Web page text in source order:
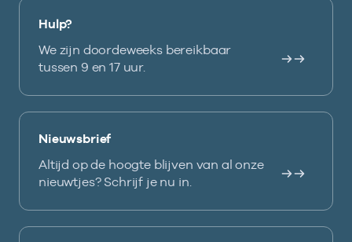
Hulp?
We zijn doordeweeks bereikbaar
tussen 9 en 17 uur.
Nieuwsbrief
Altijd op de hoogte blijven van al onze
nieuwtjes? Schrijf je nu in.